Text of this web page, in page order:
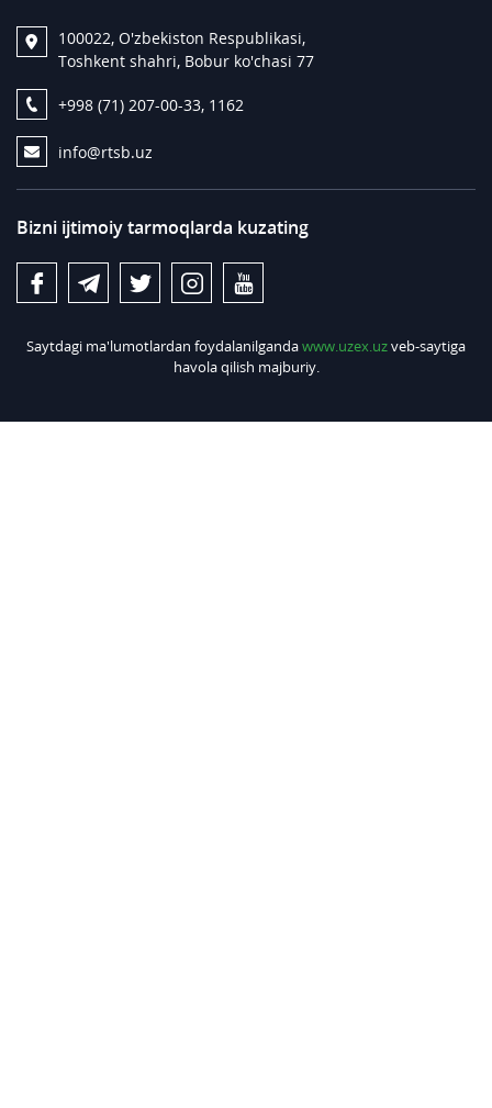
100022, O'zbekiston Respublikasi,
Toshkent shahri, Bobur ko'chasi 77
+998 (71) 207-00-33, 1162
info@rtsb.uz
Bizni ijtimoiy tarmoqlarda kuzating
Saytdagi ma'lumotlardan foydalanilgandawww.uzex.uzveb-saytiga
havola qilish majburiy.